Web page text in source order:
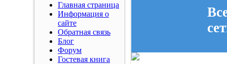
Главная страница
Информация о
сайте
Обратная связь
Блог
Форум
Гостевая книга